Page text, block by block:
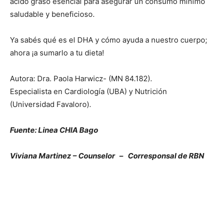
saludable y beneficioso.
Ya sabés qué es el DHA y cómo ayuda a nuestro cuerpo;
ahora ¡a sumarlo a tu dieta!
Autora: Dra. Paola Harwicz- (MN 84.182).
Especialista en Cardiología (UBA) y Nutrición
(Universidad Favaloro).
Fuente: Linea CHIA Bago
Viviana Martinez – Counselor – Corresponsal de RBN